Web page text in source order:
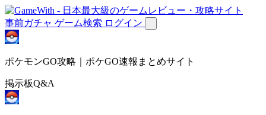
事前ガチャ ゲーム検索 ログイン
ポケモンGO攻略｜ポケGO速報まとめサイト
掲示板Q&A